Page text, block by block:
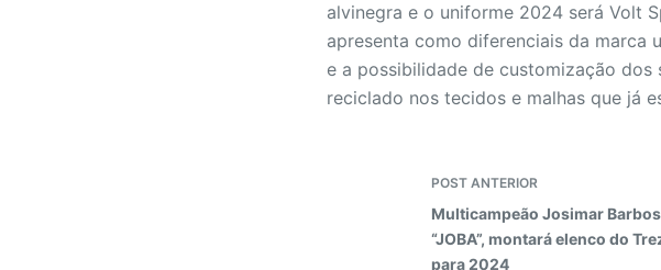
alvinegra e o uniforme 2024 será Volt
apresenta como diferenciais da marca
e a possibilidade de customização
reciclado nos tecidos e malhas que já
POST ANTERIOR
Multicampeão Josimar
“JOBA”, montará elenco do
para 2024